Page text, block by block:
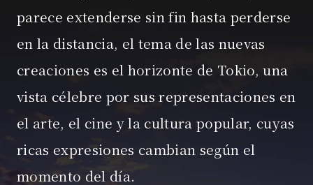
parece extenderse sin fin hasta perderse
en la distancia, el tema de las nuevas
creaciones es el horizonte de Tokio, una
vista célebre por sus representaciones en
el arte, el cine y la cultura popular, cuyas
ricas expresiones cambian según el
momento del día.